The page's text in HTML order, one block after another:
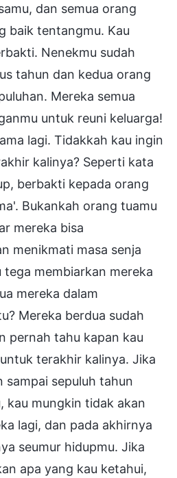
dan semua orang
baik tentangmu. Kau
Nenekmu sudah
tahun dan kedua orang
Mereka semua
untuk reuni keluarga!
lagi. Tidakkah kau ingin
kalinya? Seperti kata
berbakti kepada orang
Bukankah orang tuamu
mereka bisa
menikmati masa senja
tega membiarkan mereka
mereka dalam
Mereka berdua sudah
pernah tahu kapan kau
terakhir kalinya. Jika
sampai sepuluh tahun
kau mungkin tidak akan
lagi, dan pada akhirnya
seumur hidupmu. Jika
apa yang kau ketahui,